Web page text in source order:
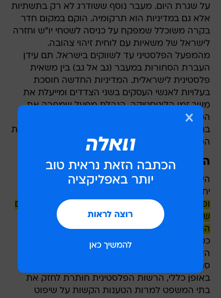
על שגרת היום. מעבר נוסף ששודרג לא רק בתשתיות
אלא גם במדיניות הוא תרקומיה. הוקם במקום חדר
בקרה משוכלל שמפקח על כניסה לשטחי יו"ש וחזרה
לישראל של משאיות עם לוחית זיהוי צהובה.
מהמפעל הפלסטיני עד לשווקים בישראל. תם עידן
העברת הסחורות במעבר (גב אל גב) בין משאית
פלסטינית לישראלית. המדיניות החדשה חוסכת
בעלויות לאנשי העסקים בשני הצדדים ומייעלת את
משך זמן הלוגיסטיקה. הנהלת מפעל שמפרה את
הכללים ומעורבת בהעברת מוצרים דו שימושיים
בניגוד לחוק נענשת בחומרה וחוזרת לשיטה המקורית
המסורבלת והיקרה.
הרשות מסייעת בסיכול פיגועים
היציבות הכלכלית תומכת ביציבות ביטחונית באופן
יחסי. ה
ופועלת לסכל פח"ע (חוששת מאוד מחמאס ופיגועים
שמערערים את היציבות והמשילות שלה) במסגרת
התיאום הביטחוני והתאום המשטרתי בין הצדדים.
כמו כן, הרשות השקיעה בכלי המשילות בשנה
האחרונה: חלוקת דוחות תנועה וחנייה, אכיפה של
סחורות גנובות או מוברחות, סמים וגניבות כלי רכב.
באופן כללי, הרשות הפלסטינית חותרת לחזק את
בתי המשפט למרות הטענות הקשות על שיפוט